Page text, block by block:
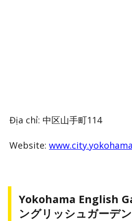
Địa chỉ: 中区山手町114
Website:
Yokohama English
ングリッシュガーデン